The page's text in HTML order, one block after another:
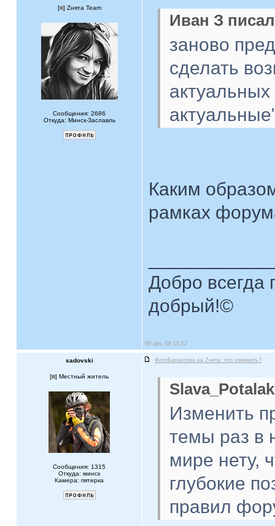
[ ] Zнята Team
Сообщения: 2686
Откуда: Минск-Заславль
Иван З
заново
сделать
Каким
рамках
Добро всегда
добрый!©
09 дек, 09 15:12
sadovski ФотоБарахолка на Zнята: что изменить?
[ ] Местный житель
Сообщения: 1315
Откуда: минск
Камера: пятерка
Изменить
темы раз в
мире нету,
глубокие
правил